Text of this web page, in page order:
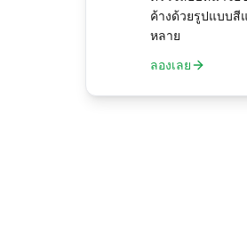
ค้างด้วยรูปแบบสี
หลาย
ลองเลย